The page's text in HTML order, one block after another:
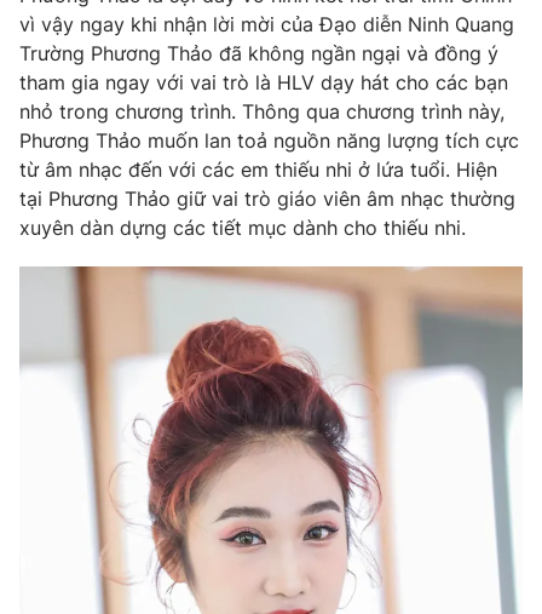
THỜI BÁO VTV
Theo dõi báo trên
Cơ quan chủ quản:Đài Truyền hình Việt Nam
Giấy phép hoạt động báo in và báo điện tử số 483/GP-BTTTT
Tổng Biên tập:Vũ Thanh Thủy
Phó Tổng Biên tập:Nguyễn Thị Mỹ Hạnh, Phạm Quốc Thắng,
Nguyễn Trọng Ninh
Tổng đài VTV: 024.38 355 931 - 024.38 355 932
Ðiện thoại Thời báo VTV:024.66 897 897
toasoan@vtv.vn
Liên hệ quảng cáo: 024-7300.7108
vì vậy ngay khi nhận lời mời của Đạo diễn Ninh Quang
Trường Phương Thảo đã không ngần ngại và đồng ý
tham gia ngay với vai trò là HLV dạy hát cho các bạn
nhỏ trong chương trình. Thông qua chương trình này,
Phương Thảo muốn lan toả nguồn năng lượng tích cực
từ âm nhạc đến với các em thiếu nhi ở lứa tuổi. Hiện
tại Phương Thảo giữ vai trò giáo viên âm nhạc thường
xuyên dàn dựng các tiết mục dành cho thiếu nhi.